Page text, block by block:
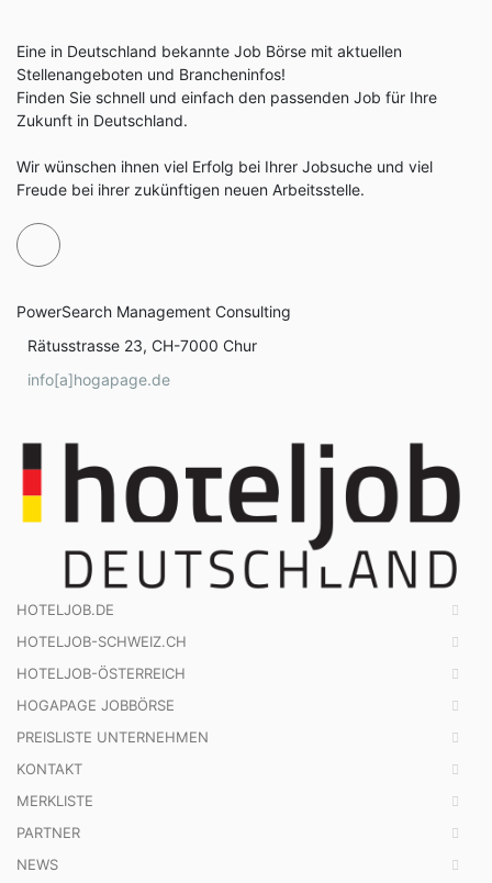
Eine in Deutschland bekannte Job Börse mit aktuellen
Stellenangeboten und Brancheninfos!
Finden Sie schnell und einfach den passenden Job für Ihre
Zukunft in Deutschland.
Wir wünschen ihnen viel Erfolg bei Ihrer Jobsuche und viel
Freude bei ihrer zukünftigen neuen Arbeitsstelle.
PowerSearch Management Consulting
Rätusstrasse 23, CH-7000 Chur
info[a]hogapage.de
HOTELJOB.DE
HOTELJOB-SCHWEIZ.CH
HOTELJOB-ÖSTERREICH
HOGAPAGE JOBBÖRSE
PREISLISTE UNTERNEHMEN
KONTAKT
MERKLISTE
PARTNER
NEWS